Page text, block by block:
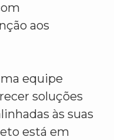
aos
equipe
soluções
às suas
está em